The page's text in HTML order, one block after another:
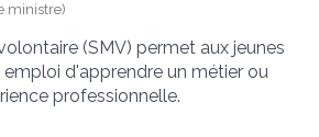
ministre)
(SMV) permet aux jeunes
emploi d'apprendre un métier ou
professionnelle.